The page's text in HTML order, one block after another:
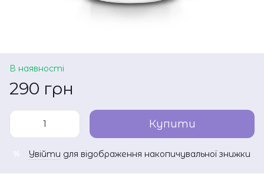
В наявності
290 грн
Купити
Увійти для відображення накопичувальної знижки